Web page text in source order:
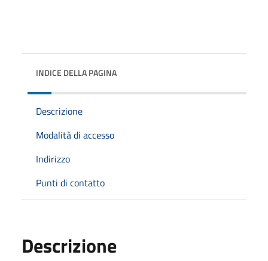
INDICE DELLA PAGINA
Descrizione
Modalità di accesso
Indirizzo
Punti di contatto
Descrizione